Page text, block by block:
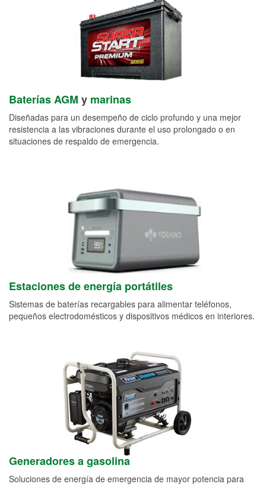
Baterías AGM y marinas
Diseñadas para un desempeño de ciclo profundo y una mejor
resistencia a las vibraciones durante el uso prolongado o en
situaciones de respaldo de emergencia.
Estaciones de energía portátiles
Sistemas de baterías recargables para alimentar teléfonos,
pequeños electrodomésticos y dispositivos médicos en interiores.
Generadores a gasolina
Soluciones de energía de emergencia de mayor potencia para